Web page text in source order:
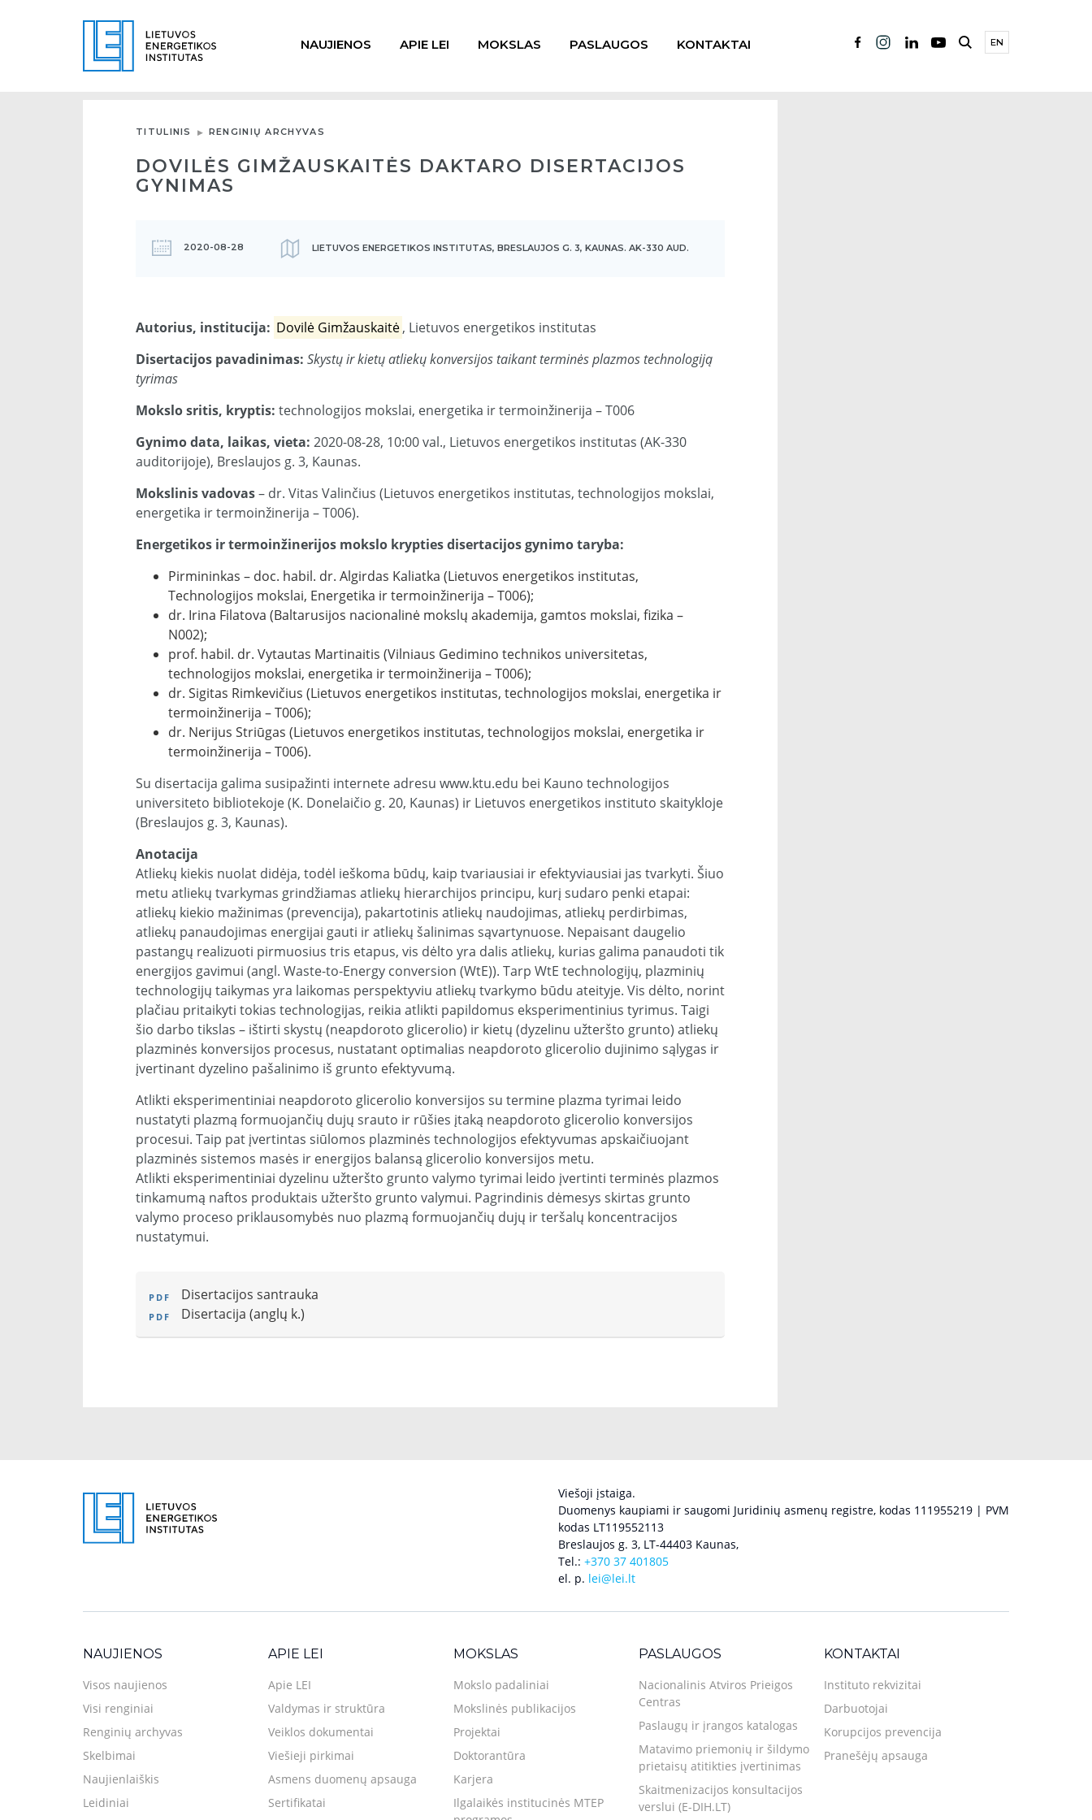
NAUJIENOS APIE LEI MOKSLAS PASLAUGOS KONTAKTAI EN
TITULINIS RENGINIŲ ARCHYVAS
DOVILĖS GIMŽAUSKAITĖS DAKTARO DISERTACIJOS
GYNIMAS
2020-08-28 LIETUVOS ENERGETIKOS INSTITUTAS, BRESLAUJOS G. 3, KAUNAS. AK-330 AUD.
Autorius, institucija: Dovilė Gimžauskaitė, Lietuvos energetikos institutas
Disertacijos pavadinimas: Skystų ir kietų atliekų konversijos taikant terminės plazmos technologiją
tyrimas
Mokslo sritis, kryptis: technologijos mokslai, energetika ir termoinžinerija – T006
Gynimo data, laikas, vieta: 2020-08-28, 10:00 val., Lietuvos energetikos institutas (AK-330
auditorijoje), Breslaujos g. 3, Kaunas.
Mokslinis vadovas– dr. Vitas Valinčius (Lietuvos energetikos institutas, technologijos mokslai,
energetika ir termoinžinerija – T006).
Energetikos ir termoinžinerijos mokslo krypties disertacijos gynimo taryba:
Pirmininkas – doc. habil. dr. Algirdas Kaliatka (Lietuvos energetikos institutas,
Technologijos mokslai, Energetika ir termoinžinerija – T006);
dr. Irina Filatova (Baltarusijos nacionalinė mokslų akademija, gamtos mokslai, fizika –
N002);
prof. habil. dr. Vytautas Martinaitis (Vilniaus Gedimino technikos universitetas,
technologijos mokslai, energetika ir termoinžinerija – T006);
dr. Sigitas Rimkevičius (Lietuvos energetikos institutas, technologijos mokslai, energetika ir
termoinžinerija – T006);
dr. Nerijus Striūgas (Lietuvos energetikos institutas, technologijos mokslai, energetika ir
termoinžinerija – T006).
Su disertacija galima susipažinti internete adresu www.ktu.edu bei Kauno technologijos
universiteto bibliotekoje (K. Donelaičio g. 20, Kaunas) ir Lietuvos energetikos instituto skaitykloje
(Breslaujos g. 3, Kaunas).
Anotacija
Atliekų kiekis nuolat didėja, todėl ieškoma būdų, kaip tvariausiai ir efektyviausiai jas tvarkyti. Šiuo
metu atliekų tvarkymas grindžiamas atliekų hierarchijos principu, kurį sudaro penki etapai:
atliekų kiekio mažinimas (prevencija), pakartotinis atliekų naudojimas, atliekų perdirbimas,
atliekų panaudojimas energijai gauti ir atliekų šalinimas sąvartynuose. Nepaisant daugelio
pastangų realizuoti pirmuosius tris etapus, vis dėlto yra dalis atliekų, kurias galima panaudoti tik
energijos gavimui (angl. Waste-to-Energy conversion (WtE)). Tarp WtE technologijų, plazminių
technologijų taikymas yra laikomas perspektyviu atliekų tvarkymo būdu ateityje. Vis dėlto, norint
plačiau pritaikyti tokias technologijas, reikia atlikti papildomus eksperimentinius tyrimus. Taigi
šio darbo tikslas – ištirti skystų (neapdoroto glicerolio) ir kietų (dyzelinu užteršto grunto) atliekų
plazminės konversijos procesus, nustatant optimalias neapdoroto glicerolio dujinimo sąlygas ir
įvertinant dyzelino pašalinimo iš grunto efektyvumą.
Atlikti eksperimentiniai neapdoroto glicerolio konversijos su termine plazma tyrimai leido
nustatyti plazmą formuojančių dujų srauto ir rūšies įtaką neapdoroto glicerolio konversijos
procesui. Taip pat įvertintas siūlomos plazminės technologijos efektyvumas apskaičiuojant
plazminės sistemos masės ir energijos balansą glicerolio konversijos metu.
Atlikti eksperimentiniai dyzelinu užteršto grunto valymo tyrimai leido įvertinti terminės plazmos
tinkamumą naftos produktais užteršto grunto valymui. Pagrindinis dėmesys skirtas grunto
valymo proceso priklausomybės nuo plazmą formuojančių dujų ir teršalų koncentracijos
nustatymui.
Disertacijos santrauka
Disertacija (anglų k.)
Viešoji įstaiga.
Duomenys kaupiami ir saugomi Juridinių asmenų registre, kodas 111955219 | PVM
kodas LT119552113
Breslaujos g. 3, LT-44403 Kaunas,
Tel.: +370 37 401805
el. p. lei@lei.lt
NAUJIENOS
Visos naujienos
Visi renginiai
Renginių archyvas
Skelbimai
Naujienlaiškis
Leidiniai
APIE LEI
Apie LEI
Valdymas ir struktūra
Veiklos dokumentai
Viešieji pirkimai
Asmens duomenų apsauga
Sertifikatai
MOKSLAS
Mokslo padaliniai
Mokslinės publikacijos
Projektai
Doktorantūra
Karjera
Ilgalaikės institucinės MTEP
PASLAUGOS
Nacionalinis Atviros Prieigos
Centras
Paslaugų ir įrangos katalogas
Matavimo priemonių ir šildymo
prietaisų atitikties įvertinimas
Skaitmenizacijos konsultacijos
verslui (E-DIH.LT)
KONTAKTAI
Instituto rekvizitai
Darbuotojai
Korupcijos prevencija
Pranešėjų apsauga